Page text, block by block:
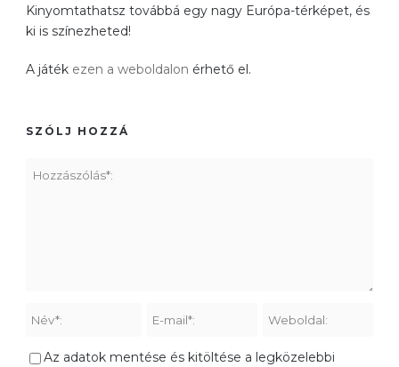
Kinyomtathatsz továbbá egy nagy Európa-térképet, és
ki is színezheted!
A játék ezen a weboldalon érhető el.
SZÓLJ HOZZÁ
Az adatok mentése és kitöltése a legközelebbi